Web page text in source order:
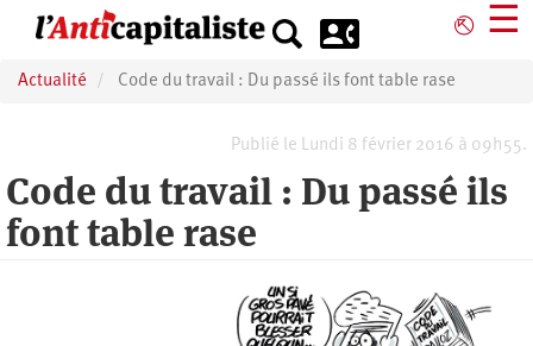
principal
⎋ ☰
Actualité Code du travail : Du passé ils font table rase
Publié le Lundi 8 février 2016 à 09h55.
Code du travail : Du passé ils
font table rase